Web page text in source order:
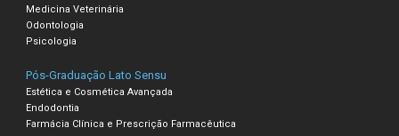
Medicina Veterinária
Odontologia
Psicologia
Pós-Graduação Lato Sensu
Estética e Cosmética Avançada
Endodontia
Farmácia Clínica e Prescrição Farmacêutica